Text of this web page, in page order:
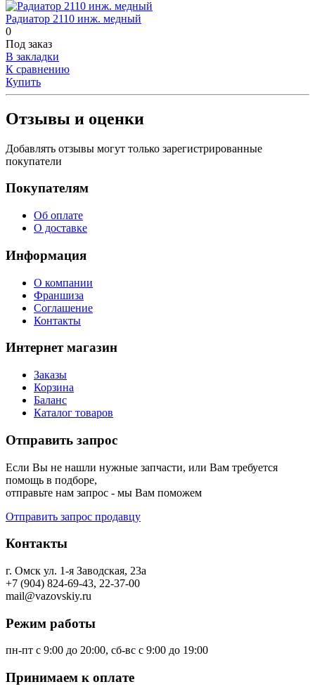
Радиатор 2110 инж. медный
0
Под заказ
В закладки
К сравнению
Купить
Отзывы и оценки
Добавлять отзывы могут только зарегистрированные
покупатели
Покупателям
Об оплате
О доставке
Информация
О компании
Франшиза
Соглашение
Контакты
Интернет магазин
Заказы
Корзина
Баланс
Каталог товаров
Отправить запрос
Если Вы не нашли нужные запчасти, или Вам требуется
помощь в подборе,
отправьте нам запрос - мы Вам поможем
Отправить запрос продавцу
Контакты
г. Омск ул. 1-я Заводская, 23а
+7 (904) 824-69-43, 22-37-00
mail@vazovskiy.ru
Режим работы
пн-пт с 9:00 до 20:00, сб-вс с 9:00 до 19:00
Принимаем к оплате